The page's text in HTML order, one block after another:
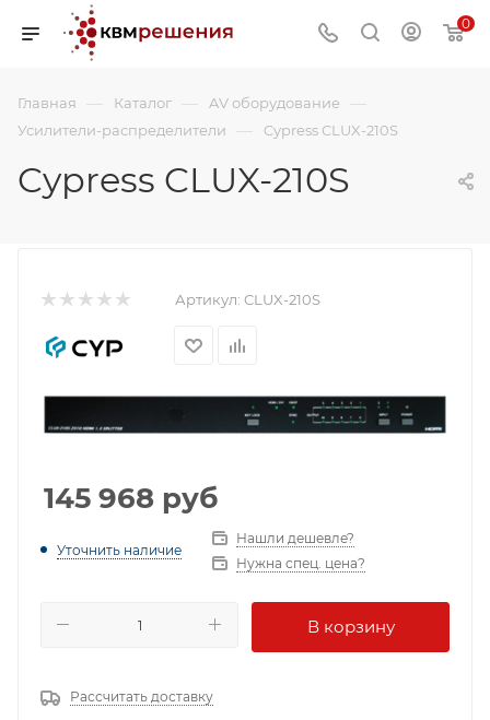
0
Главная — Каталог — AV оборудование —
Усилители-распределители — Cypress CLUX-210S
Cypress CLUX-210S
Артикул: CLUX-210S
145 968 руб
Уточнить наличие
Нашли дешевле?
Нужна спец. цена?
В корзину
Рассчитать доставку